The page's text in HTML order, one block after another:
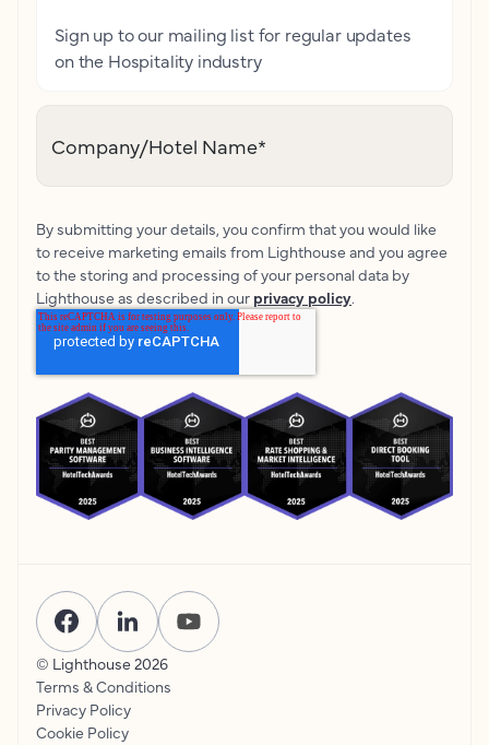
Sign up to our mailing list for regular updates
on the Hospitality industry
Company/Hotel Name*
By submitting your details, you confirm that you would like
to receive marketing emails from Lighthouse and you agree
to the storing and processing of your personal data by
Lighthouse as described in our privacy policy.
© Lighthouse 2026
Terms & Conditions
Privacy Policy
Cookie Policy